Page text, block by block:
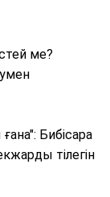
ме?
Бибісара
тілегін